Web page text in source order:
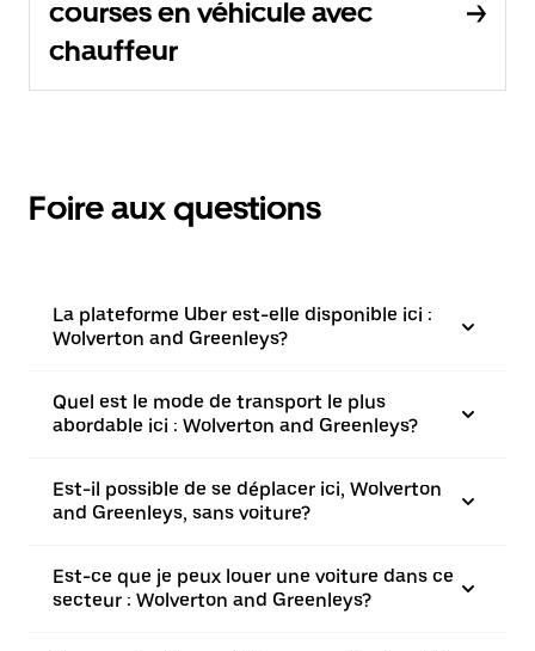
courses en véhicule avec
chauffeur
Foire aux questions
La plateforme Uber est-elle disponible ici :
Wolverton and Greenleys?
Quel est le mode de transport le plus
abordable ici : Wolverton and Greenleys?
Est-il possible de se déplacer ici, Wolverton
and Greenleys, sans voiture?
Est-ce que je peux louer une voiture dans ce
secteur : Wolverton and Greenleys?